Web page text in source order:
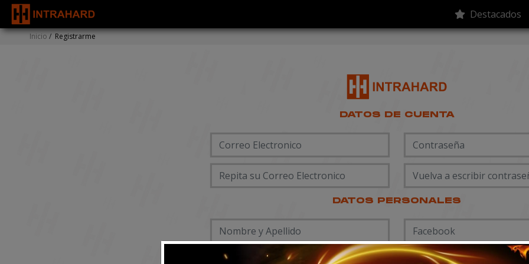
Destacados
Inicio / Registrarme
DATOS DE CUENTA
DATOS PERSONALES